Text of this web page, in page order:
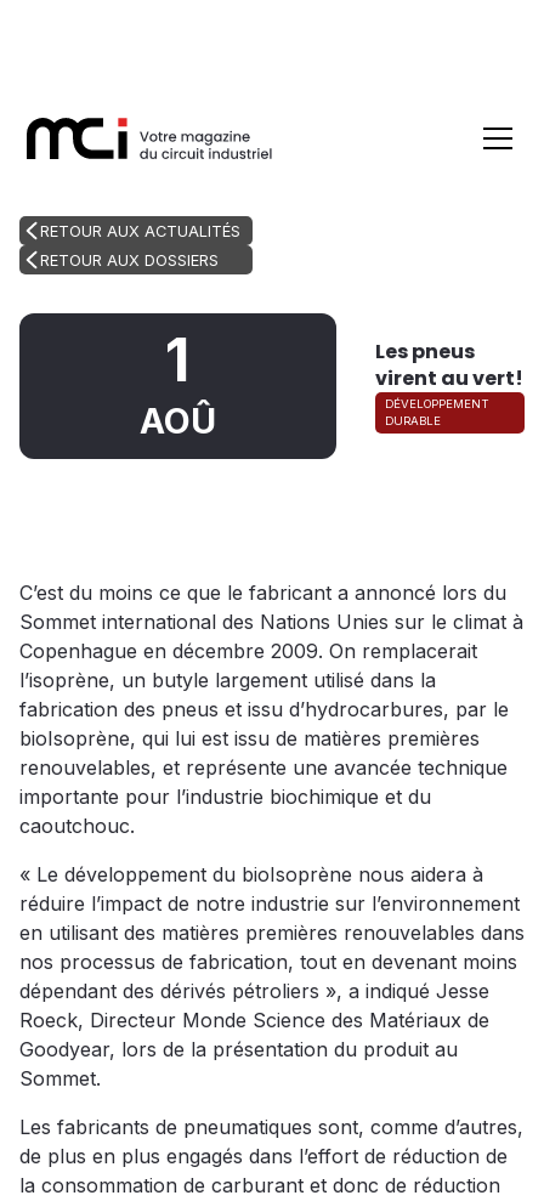
RETOUR AUX ACTUALITÉS
RETOUR AUX DOSSIERS
1
AOÛ
Les pneus
virent au vert!
DÉVELOPPEMENT
DURABLE
C’est du moins ce que le fabricant a annoncé lors du
Sommet international des Nations Unies sur le climat à
Copenhague en décembre 2009. On remplacerait
l’isoprène, un butyle largement utilisé dans la
fabrication des pneus et issu d’hydrocarbures, par le
bioIsoprène, qui lui est issu de matières premières
renouvelables, et représente une avancée technique
importante pour l’industrie biochimique et du
caoutchouc.
« Le développement du bioIsoprène nous aidera à
réduire l’impact de notre industrie sur l’environnement
en utilisant des matières premières renouvelables dans
nos processus de fabrication, tout en devenant moins
dépendant des dérivés pétroliers », a indiqué Jesse
Roeck, Directeur Monde Science des Matériaux de
Goodyear, lors de la présentation du produit au
Sommet.
Les fabricants de pneumatiques sont, comme d’autres,
de plus en plus engagés dans l’effort de réduction de
la consommation de carburant et donc de réduction